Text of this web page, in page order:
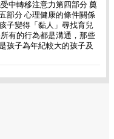
中轉移注意力第四部分 奠
部分 心理健康的條件關係
子變得「黏人」尋找育兒
有的行為都是溝通，那些
孩子為年紀較大的孩子及